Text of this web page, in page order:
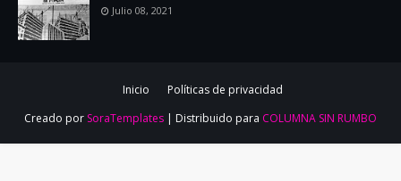
Julio 08, 2021
Inicio
Políticas de privacidad
Creado por SoraTemplates | Distribuido para COLUMNA SIN RUMBO